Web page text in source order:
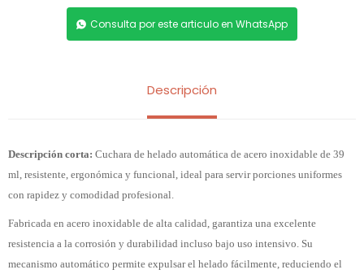
Consulta por este articulo en WhatsApp
Descripción
Descripción corta: Cuchara de helado automática de acero inoxidable de 39
ml, resistente, ergonómica y funcional, ideal para servir porciones uniformes
con rapidez y comodidad profesional.
Fabricada en acero inoxidable de alta calidad, garantiza una excelente
resistencia a la corrosión y durabilidad incluso bajo uso intensivo. Su
mecanismo automático permite expulsar el helado fácilmente, reduciendo el